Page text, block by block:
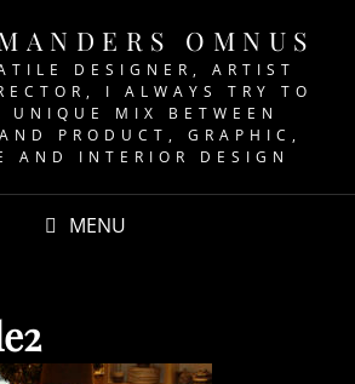
OMNUS
DESIGNER, ARTIST
I ALWAYS TRY TO
UNIQUE MIX BETWEEN
PRODUCT, GRAPHIC,
AND INTERIOR DESIGN
MENU